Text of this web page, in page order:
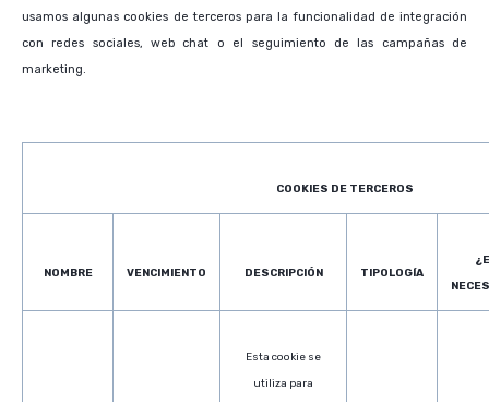
usamos algunas cookies de terceros para la funcionalidad de integración
con redes sociales, web chat o el seguimiento de las campañas de
marketing.
COOKIES DE TERCEROS
NOMBRE VENCIMIENTO DESCRIPCIÓN TIPOLOGÍA
Esta cookie se
utiliza para